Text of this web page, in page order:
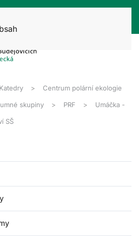
Katedry Centrum polární ekologie
skupiny PRF Umáčka -
SŠ